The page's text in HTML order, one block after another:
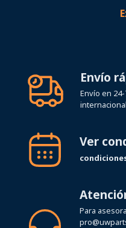
Envío en
Para
16 10
Horario de